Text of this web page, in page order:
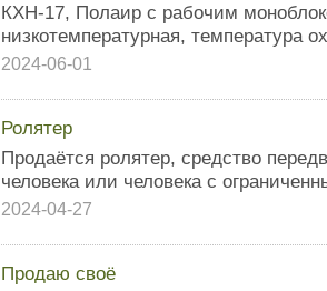
КХН-17, Полаир с рабочим
низкотемпературная, температура
2024-06-01
Ролятер
Продаётся ролятер, средство
человека или человека с
2024-04-27
Продаю своё